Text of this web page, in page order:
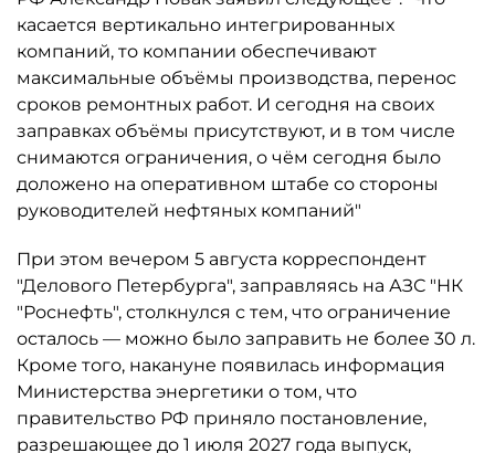
касается вертикально интегрированных
компаний, то компании обеспечивают
максимальные объёмы производства, перенос
сроков ремонтных работ. И сегодня на своих
заправках объёмы присутствуют, и в том числе
снимаются ограничения, о чём сегодня было
доложено на оперативном штабе со стороны
руководителей нефтяных компаний"
При этом вечером 5 августа корреспондент
"Делового Петербурга", заправляясь на АЗС "НК
"Роснефть", столкнулся с тем, что ограничение
осталось ­— можно было заправить не более 30 л.
Кроме того, накануне появилась информация
Министерства энергетики о том, что
правительство РФ приняло постановление,
разрешающее до 1 июля 2027 года выпуск,